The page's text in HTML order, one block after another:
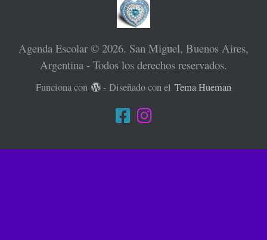
Agenda Escolar © 2026. San Miguel, Buenos Aires,
Argentina - Todos los derechos reservados.
Funciona con - Diseñado con elTema Hueman